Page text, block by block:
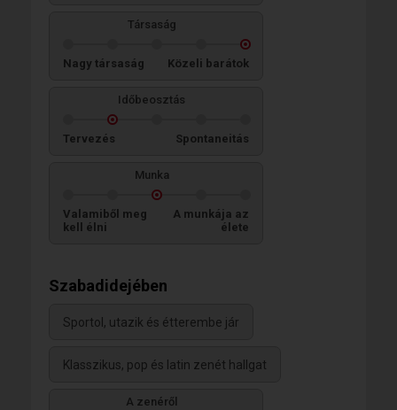
Társaság
Nagy társaság Közeli barátok
Időbeosztás
Tervezés Spontaneitás
Munka
Valamiből meg
kell élni
A munkája az
élete
Szabadidejében
Sportol, utazik és étterembe jár
Klasszikus, pop és latin zenét hallgat
A zenéről